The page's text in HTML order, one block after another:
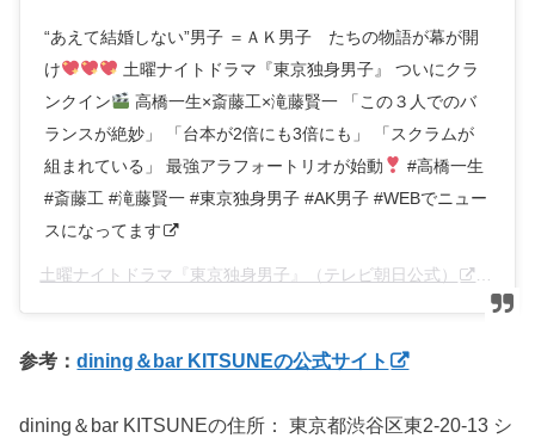
“あえて結婚しない”男子 ＝ＡＫ男子 たちの物語が幕が開
け
土曜ナイトドラマ『東京独身男子』 ついにクラ
ンクイン
高橋一生×斎藤工×滝藤賢一 「この３人でのバ
ランスが絶妙」 「台本が2倍にも3倍にも」 「スクラムが
組まれている」 最強アラフォートリオが始動
#高橋一生
#斎藤工 #滝藤賢一 #東京独身男子 #AK男子 #WEBでニュー
スになってます
土曜ナイトドラマ『東京独身男子』（テレビ朝日公式）
参考：dining＆bar KITSUNEの公式サイト
dining＆bar KITSUNEの住所：
東京都渋谷区東2-20-13 シ